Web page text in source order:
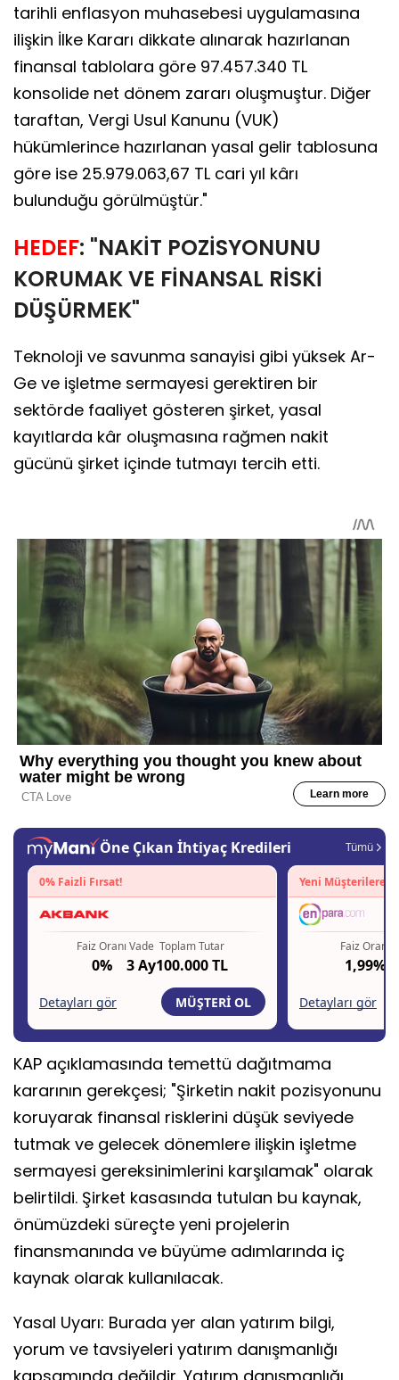
tarihli enflasyon muhasebesi uygulamasına
ilişkin İlke Kararı dikkate alınarak hazırlanan
finansal tablolara göre 97.457.340 TL
konsolide net dönem zararı oluşmuştur. Diğer
taraftan, Vergi Usul Kanunu (VUK)
hükümlerince hazırlanan yasal gelir tablosuna
göre ise 25.979.063,67 TL cari yıl kârı
bulunduğu görülmüştür."
HEDEF: "NAKİT POZİSYONUNU
KORUMAK VE FİNANSAL RİSKİ
DÜŞÜRMEK"
Teknoloji ve savunma sanayisi gibi yüksek Ar-
Ge ve işletme sermayesi gerektiren bir
sektörde faaliyet gösteren şirket, yasal
kayıtlarda kâr oluşmasına rağmen nakit
gücünü şirket içinde tutmayı tercih etti.
KAP açıklamasında temettü dağıtmama
kararının gerekçesi; "Şirketin nakit pozisyonunu
koruyarak finansal risklerini düşük seviyede
tutmak ve gelecek dönemlere ilişkin işletme
sermayesi gereksinimlerini karşılamak" olarak
belirtildi. Şirket kasasında tutulan bu kaynak,
önümüzdeki süreçte yeni projelerin
finansmanında ve büyüme adımlarında iç
kaynak olarak kullanılacak.
Yasal Uyarı: Burada yer alan yatırım bilgi,
yorum ve tavsiyeleri yatırım danışmanlığı